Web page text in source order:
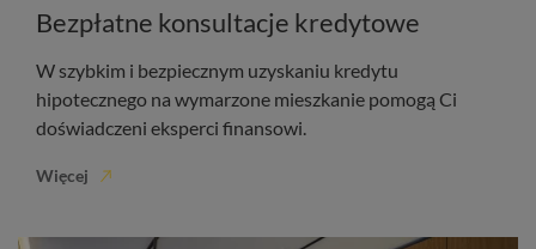
Bezpłatne konsultacje kredytowe
W szybkim i bezpiecznym uzyskaniu kredytu
hipotecznego na wymarzone mieszkanie pomogą Ci
doświadczeni eksperci finansowi.
Więcej